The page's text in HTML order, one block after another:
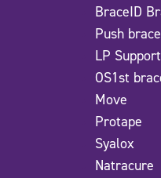
BraceID
Push brace
LP Support
OS1st
Move
Protape
Syalox
Natracure